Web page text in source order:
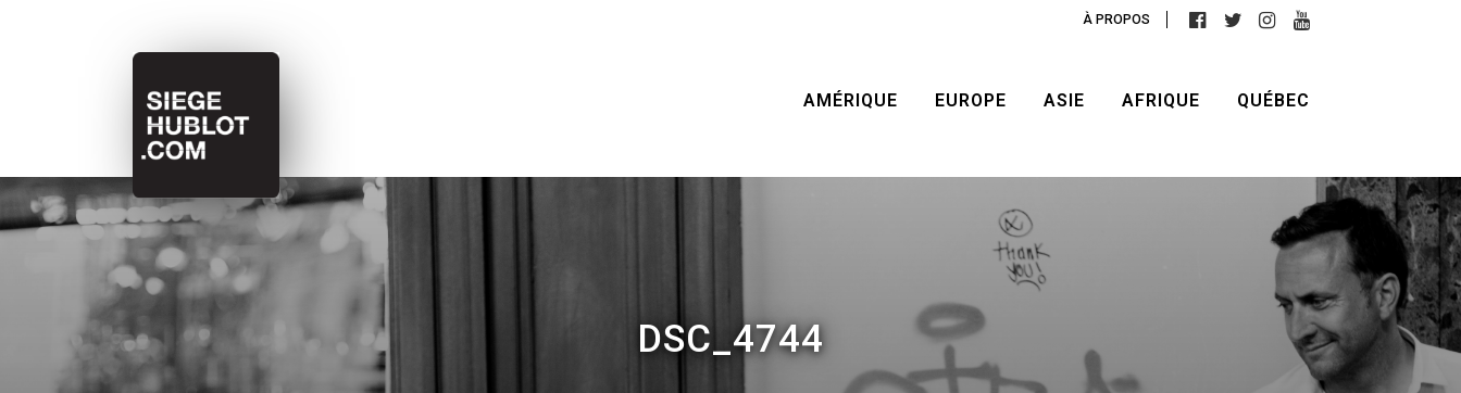
À PROPOS
AMÉRIQUE EUROPE ASIE AFRIQUE QUÉBEC
DSC_4744